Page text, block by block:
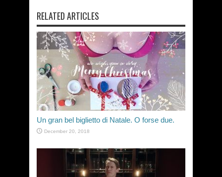
RELATED ARTICLES
Un gran bel biglietto di Natale. O forse due.
December 20, 2018